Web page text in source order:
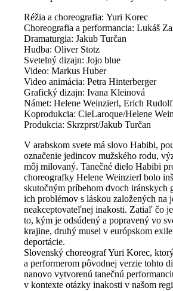
Réžia a choreografia: Yuri Korec
Choreografia a performancia: Lukáš
Dramaturgia: Jakub Turčan
Hudba: Oliver Stotz
Svetelný dizajn: Jojo blue
Video: Markus Huber
Video animácia: Petra Hinterberger
Grafický dizajn: Ivana Kleinová
Námet: Helene Weinzierl, Erich
Koprodukcia: CieLaroque/Helene
Produkcia: Skrzprst/Jakub Turčan
V arabskom svete má slovo Habibi,
označenie jedincov mužského rodu,
môj milovaný. Tanečné dielo Habibi
choreografky Helene Weinzierl bolo
skutočným príbehom dvoch iránskych
ich problémov s láskou založených na
neakceptovateľnej inakosti. Zatiaľ čo
to, kým je odsúdený a popravený vo
krajine, druhý musel v európskom
deportácie.
Slovenský choreograf Yuri Korec,
a performerom pôvodnej verzie tohto
nanovo vytvorenú tanečnú
v kontexte otázky inakosti v našom